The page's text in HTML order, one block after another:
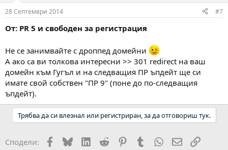
28 Септември 2014 #7
От: PR 5 и свободен за регистрация
Не се занимвайте с дроппед домейни
А ако са ви толкова интересни >> 301 redirect на ваш
домейн към Гугъл и на следващия ПР ъпдейт ще си
имате свой собствен "ПР 9" (поне до по-следващия
ъпдейт).
Трябва да си влезнал или регистриран, за да отговориш тук.
Сподели: Facebook
BlueskyLinkedIn
Reddit PinterestTumblr WhatsApp
EmailLink